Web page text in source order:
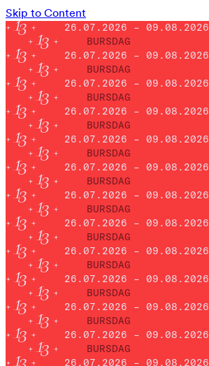
Skip to Content
26.07.2026 – 09.08.2026
BURSDAG
26.07.2026 – 09.08.2026
BURSDAG
26.07.2026 – 09.08.2026
BURSDAG
26.07.2026 – 09.08.2026
BURSDAG
26.07.2026 – 09.08.2026
BURSDAG
26.07.2026 – 09.08.2026
BURSDAG
26.07.2026 – 09.08.2026
BURSDAG
26.07.2026 – 09.08.2026
BURSDAG
26.07.2026 – 09.08.2026
BURSDAG
26.07.2026 – 09.08.2026
BURSDAG
26.07.2026 – 09.08.2026
BURSDAG
26.07.2026 – 09.08.2026
BURSDAG
26.07.2026 – 09.08.2026